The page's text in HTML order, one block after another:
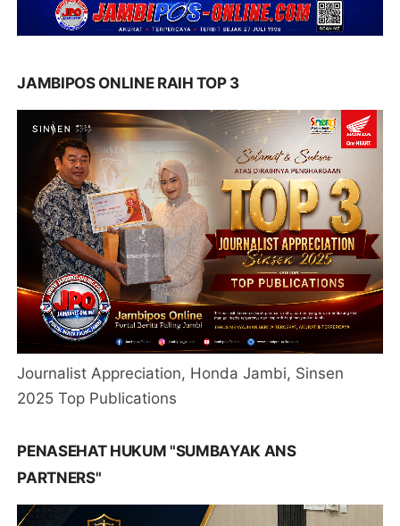
JAMBIPOS ONLINE RAIH TOP 3
Journalist Appreciation, Honda Jambi, Sinsen
2025 Top Publications
PENASEHAT HUKUM "SUMBAYAK ANS
PARTNERS"